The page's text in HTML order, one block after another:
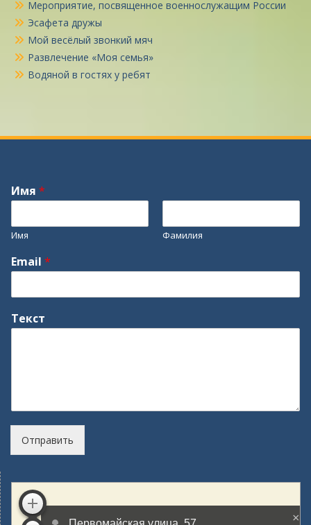
Мероприятие, посвященное военнослужащим России
Эсафета дружы
Мой весёлый звонкий мяч
Развлечение «Моя семья»
Водяной в гостях у ребят
Имя *
Имя Фамилия
Email *
Текст
Отправить